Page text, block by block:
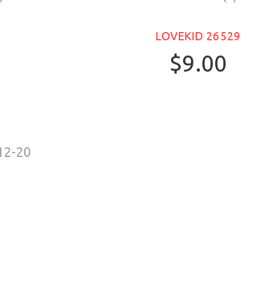
LOVEKID 26529
$9.00